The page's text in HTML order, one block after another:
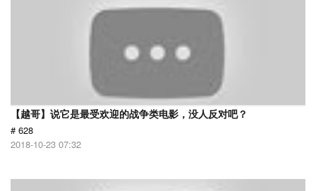
【越哥】说它是最受欢迎的战争类电影，没人反对吧？
# 628
2018-10-23 07:32